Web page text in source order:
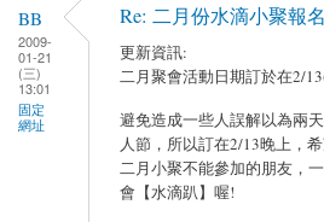
BB
2009-
01-21
(三)
13:01
固定
網址
Re: 二月份水滴小聚報
更新資訊:
二月聚會活動日期訂於在2/
避免造成一些人誤解以為兩
人節，所以訂在2/13晚上，希
二月小聚不能參加的朋友，
會【水滴趴】喔!